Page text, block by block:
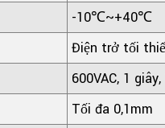
-10℃~+40℃
Điện trở tối
600VAC, 1
Tối đa 0,1mm